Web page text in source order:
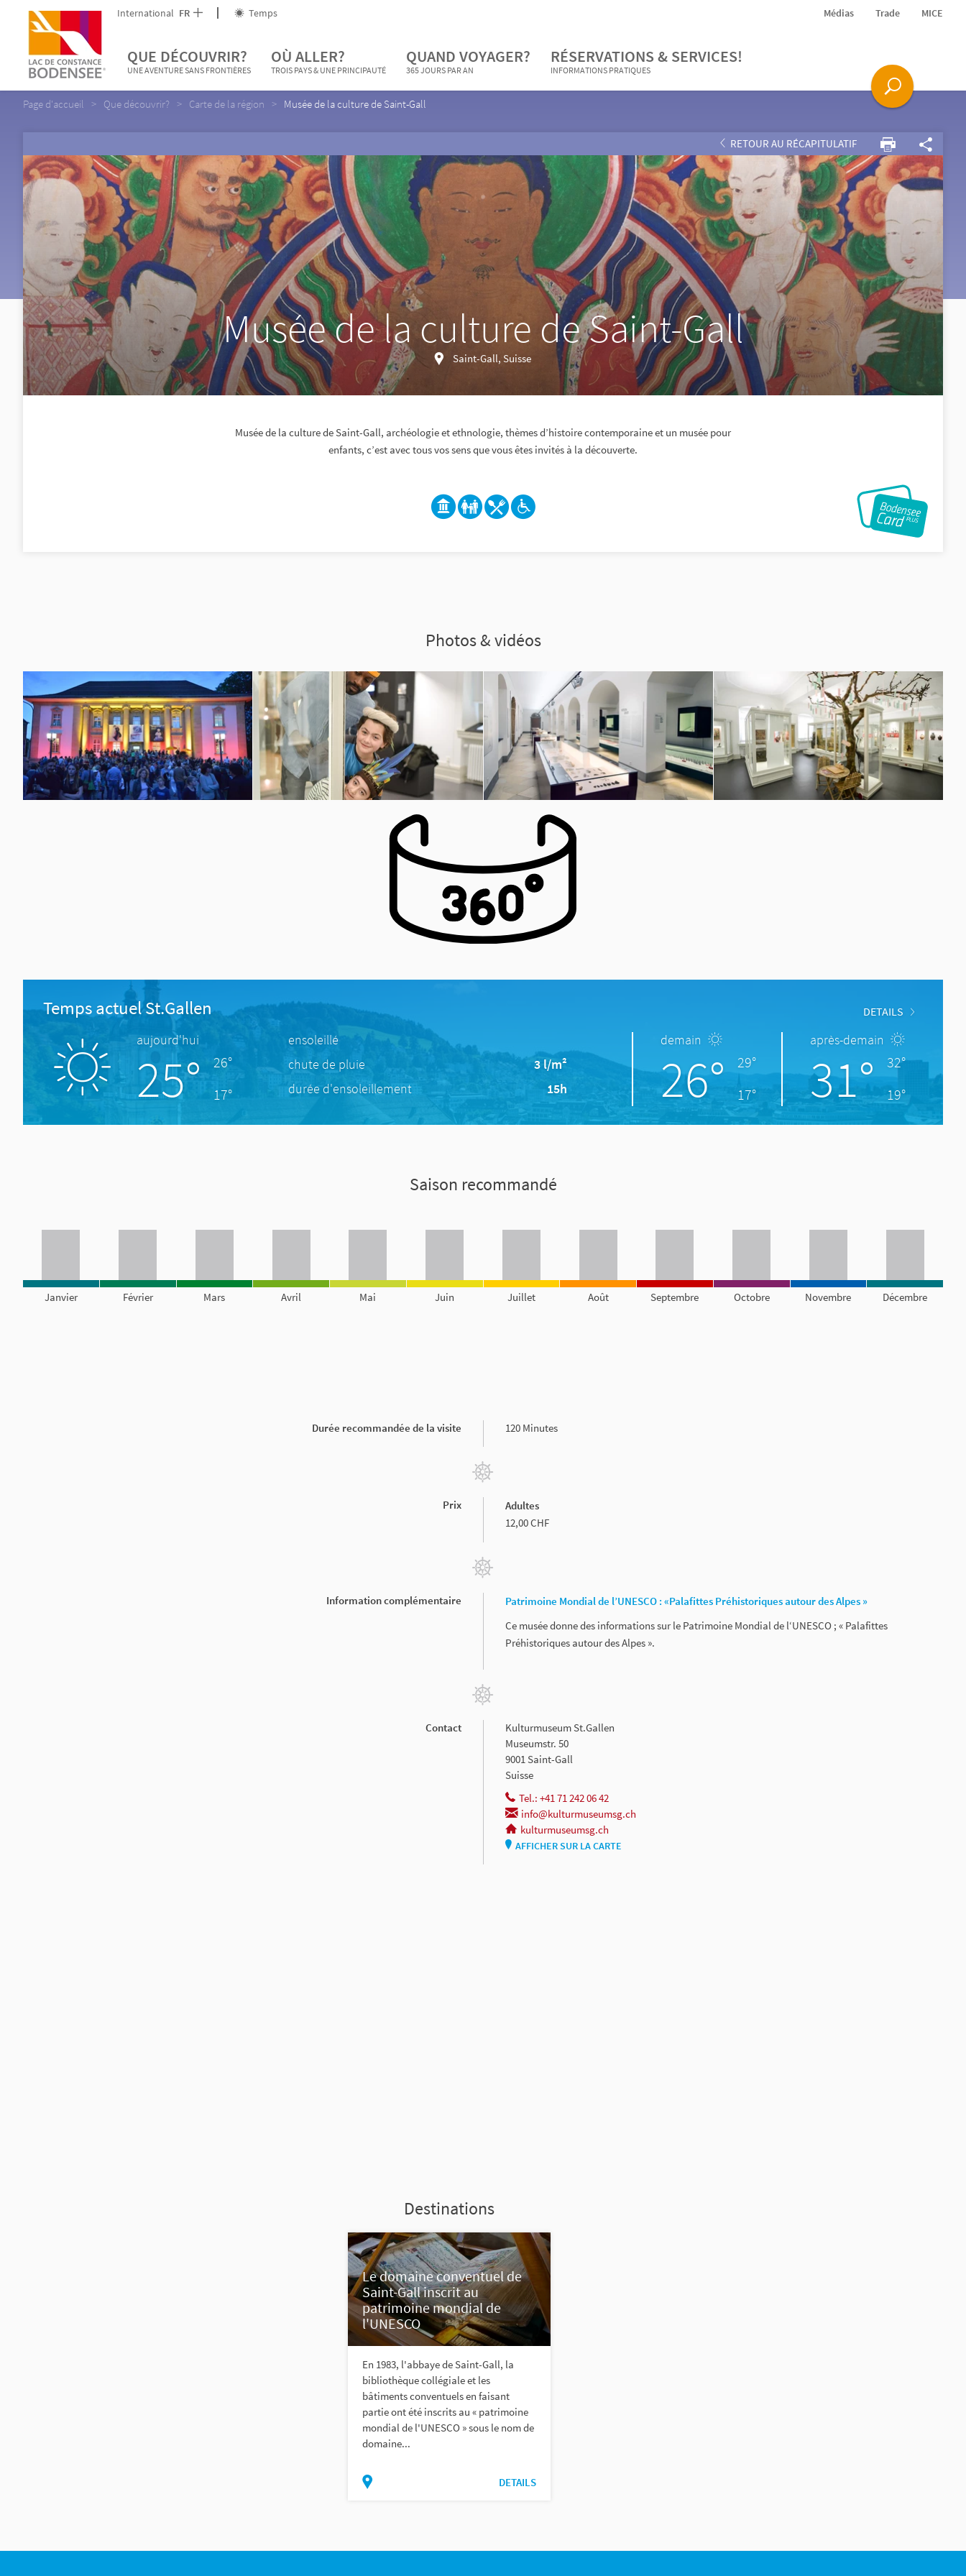
International FR Temps Médias Trade MICE
QUE DÉCOUVRIR?
UNE AVENTURE SANS FRONTIÈRES
OÙ ALLER?
TROIS PAYS & UNE PRINCIPAUTÉ
QUAND VOYAGER?
365 JOURS PAR AN
RÉSERVATIONS & SERVICES!
INFORMATIONS PRATIQUES
Page d'accueil Que découvrir? Carte de la région Musée de la culture de Saint-Gall
RETOUR AU RÉCAPITULATIF
Musée de la culture de Saint-Gall
Saint-Gall, Suisse
Musée de la culture de Saint-Gall, archéologie et ethnologie, thèmes d’histoire contemporaine et un musée pour
enfants, c’est avec tous vos sens que vous êtes invités à la découverte.
Photos & vidéos
Temps actuel St.Gallen DETAILS
aujourd'hui
25°
26°
17°
ensoleillé
chute de pluie
3 l/m²
durée d'ensoleillement
15h
demain
26°
29°
17°
après-demain
31°
32°
19°
Saison recommandé
Janvier Février Mars Avril Mai Juin Juillet Août Septembre Octobre Novembre Décembre
Durée recommandée de la visite 120 Minutes
Prix
Adultes
12,00 CHF
Information complémentaire
Patrimoine Mondial de l’UNESCO : «Palafittes Préhistoriques autour des Alpes »
Ce musée donne des informations sur le Patrimoine Mondial de l‘UNESCO ; « Palafittes
Préhistoriques autour des Alpes ».
Contact
Kulturmuseum St.Gallen
Museumstr. 50
9001 Saint-Gall
Suisse
Tel.: +41 71 242 06 42
info@kulturmuseumsg.ch
kulturmuseumsg.ch
AFFICHER SUR LA CARTE
Destinations
Le domaine conventuel de
Saint-Gall inscrit au
patrimoine mondial de
l'UNESCO
En 1983, l'abbaye de Saint-Gall, la
bibliothèque collégiale et les
bâtiments conventuels en faisant
partie ont été inscrits au « patrimoine
mondial de l'UNESCO » sous le nom de
domaine...
DETAILS